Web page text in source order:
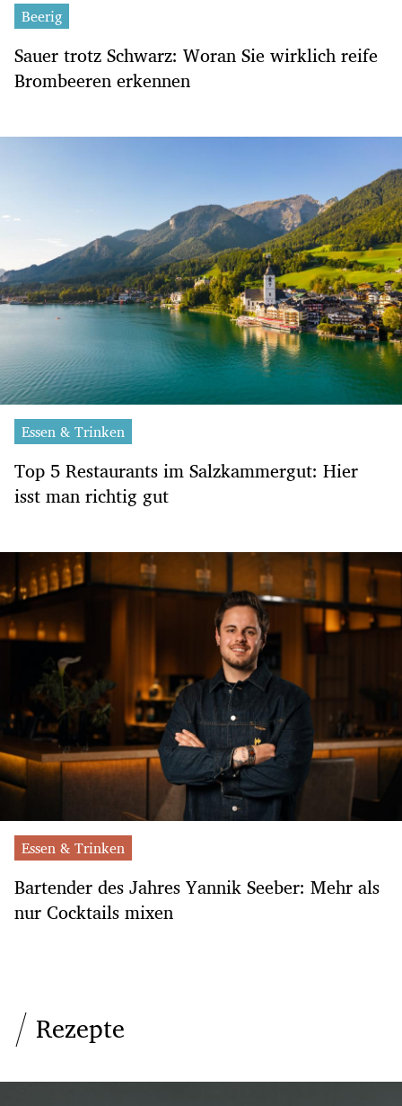
Beerig
Sauer trotz Schwarz: Woran Sie wirklich reife
Brombeeren erkennen
Essen & Trinken
Top 5 Restaurants im Salzkammergut: Hier
isst man richtig gut
Essen & Trinken
Bartender des Jahres Yannik Seeber: Mehr als
nur Cocktails mixen
Rezepte